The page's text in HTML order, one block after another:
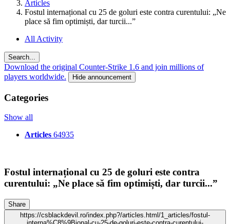
Articles
Fostul internațional cu 25 de goluri este contra curentului: „Ne
place să fim optimiști, dar turcii...”
All Activity
Search...
Download the original Counter-Strike 1.6 and join millions of
players worldwide.
Hide announcement
Categories
Show all
Articles 64935
Fostul internațional cu 25 de goluri este contra
curentului: „Ne place să fim optimiști, dar turcii...”
Share
https://csblackdevil.ro/index.php?/articles.html/1_articles/fostul-